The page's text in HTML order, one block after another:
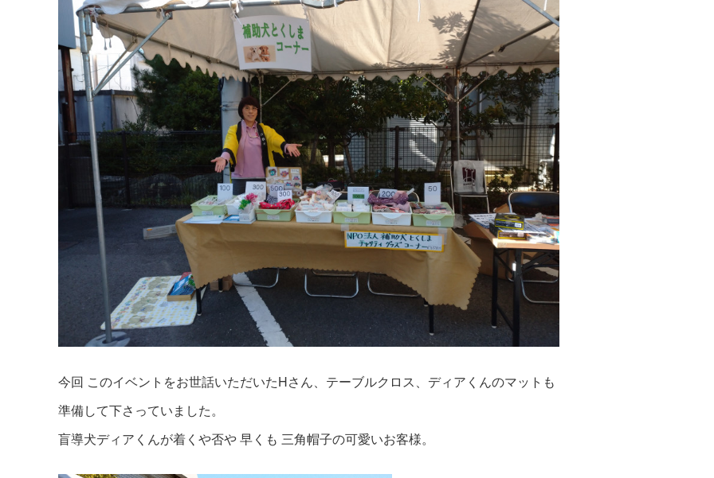
今回 このイベントをお世話いただいたHさん、テーブルクロス、ディアくんのマットも
準備して下さっていました。
盲導犬ディアくんが着くや否や 早くも 三角帽子の可愛いお客様。